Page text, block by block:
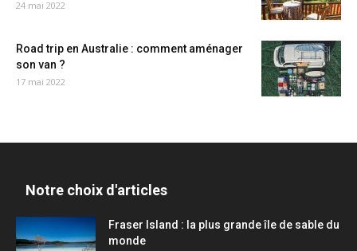
24 mai 2022
Road trip en Australie : comment aménager
son van ?
17 mai 2022
Notre choix d'articles
Fraser Island : la plus grande île de sable du
monde